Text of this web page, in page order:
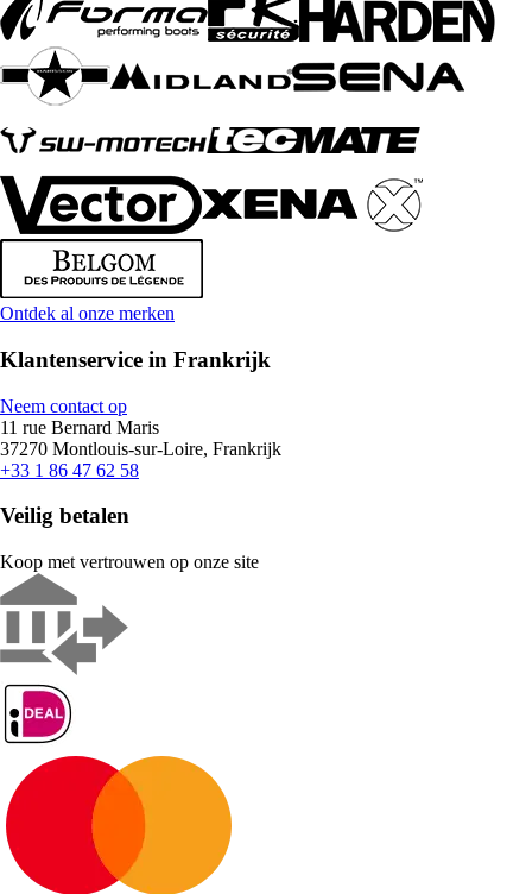
Ontdek al onze merken
Klantenservice in Frankrijk
Neem contact op
11 rue Bernard Maris
37270 Montlouis-sur-Loire, Frankrijk
+33 1 86 47 62 58
Veilig betalen
Koop met vertrouwen op onze site